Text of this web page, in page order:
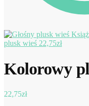
plusk wieś 22,75zł
Kolorowy
22,75zł